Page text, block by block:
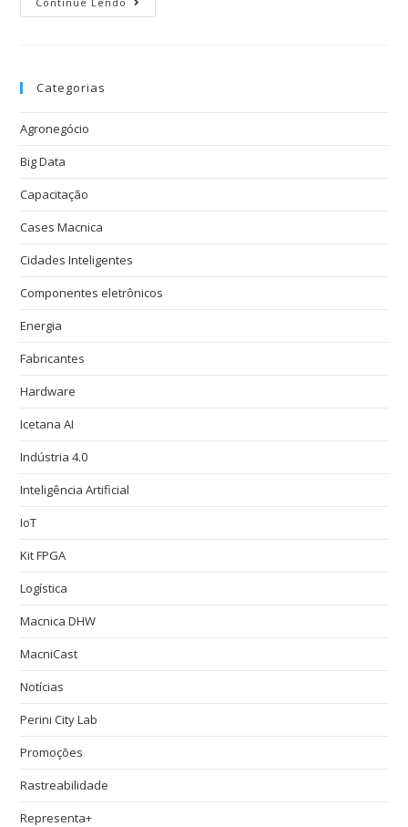
Categorias
Agronegócio
Big Data
Capacitação
Cases Macnica
Cidades Inteligentes
Componentes eletrônicos
Energia
Fabricantes
Hardware
Icetana AI
Indústria 4.0
Inteligência Artificial
IoT
Kit FPGA
Logística
Macnica DHW
MacniCast
Notícias
Perini City Lab
Promoções
Rastreabilidade
Representa+